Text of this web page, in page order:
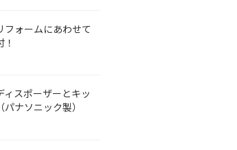
フォームにあわせて
ィスポーザーとキッ
ナソニック製）